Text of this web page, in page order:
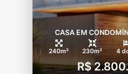
CASA EM
240m² 230m² 4
R$